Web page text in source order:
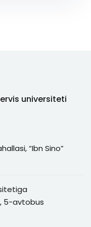
universiteti
“Ibn Sino”
5-avtobus